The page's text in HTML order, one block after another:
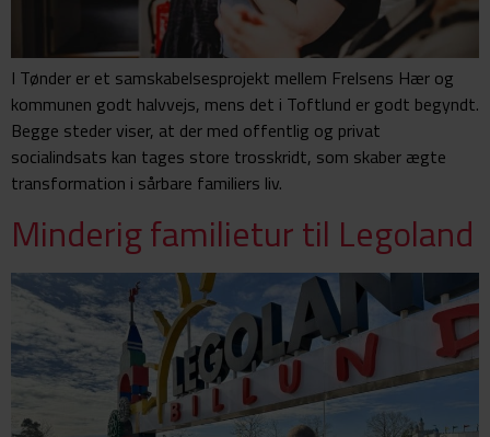
I Tønder er et samskabelsesprojekt mellem Frelsens Hær og
kommunen godt halvvejs, mens det i Toftlund er godt begyndt.
Begge steder viser, at der med offentlig og privat
socialindsats kan tages store trosskridt, som skaber ægte
transformation i sårbare familiers liv.
Minderig familietur til Legoland